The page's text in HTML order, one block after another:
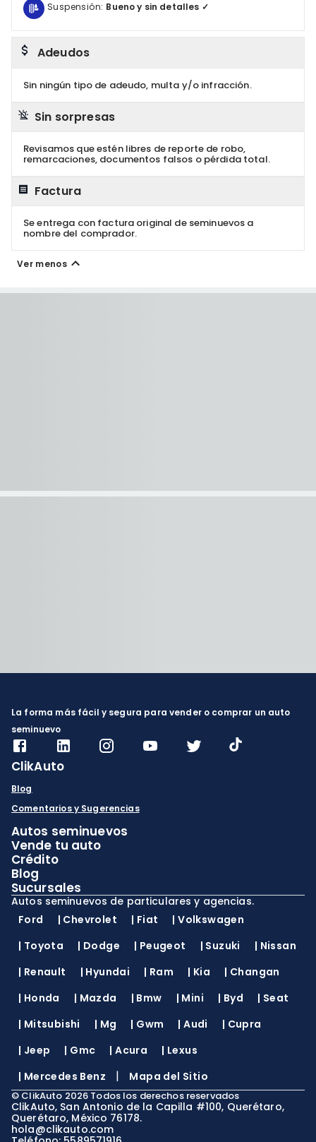
Suspensión: Bueno y sin detalles ✓
Adeudos
Sin ningún tipo de adeudo, multa y/o infracción.
Sin sorpresas
Revisamos que estén libres de reporte de robo,
remarcaciones, documentos falsos o pérdida total.
Factura
Se entrega con factura original de seminuevos a
nombre del comprador.
Ver menos
La forma más fácil y segura para vender o comprar un auto
seminuevo
ClikAuto
Blog
Comentarios y Sugerencias
Autos seminuevos
Vende tu auto
Crédito
Blog
Sucursales
Autos seminuevos de particulares y agencias.
Ford
| Chevrolet | Fiat |Volkswagen
| Toyota | Dodge | Peugeot | Suzuki | Nissan
| Renault | Hyundai | Ram | Kia | Changan
| Honda | Mazda | Bmw | Mini | Byd | Seat
| Mitsubishi | Mg | Gwm |Audi | Cupra
| Jeep | Gmc |Acura | Lexus
| Mercedes Benz | Mapa del Sitio
© ClikAuto 2026 Todos los derechos reservados
ClikAuto, San Antonio de la Capilla #100, Querétaro,
Querétaro, México 76178.
hola@clikauto.com